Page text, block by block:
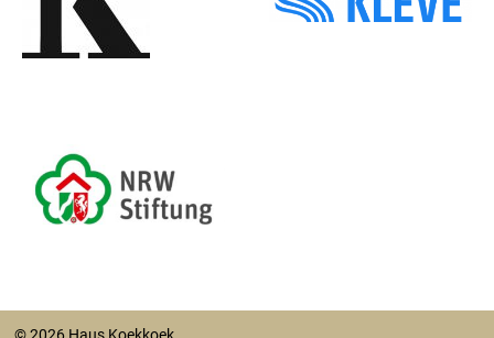
© 2026 Haus Koekkoek